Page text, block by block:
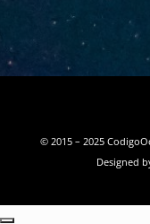
© 2015 – 2025
Designed